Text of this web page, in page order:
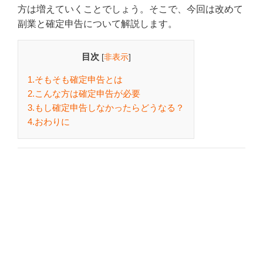
方は増えていくことでしょう。そこで、今回は改めて
副業と確定申告について解説します。
目次 [非表示]
1.そもそも確定申告とは
2.こんな方は確定申告が必要
3.もし確定申告しなかったらどうなる？
4.おわりに